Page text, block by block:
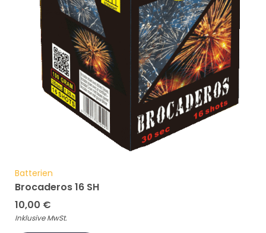
Batterien
Brocaderos 16 SH
10,00 €
Inklusive MwSt.